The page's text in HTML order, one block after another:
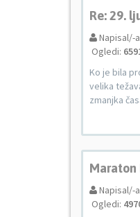
Re: 29.
Napisal/-a
Ogledi:
Ko je bila
velika
zmanjka
Maraton
Napisal/-a
Ogledi: